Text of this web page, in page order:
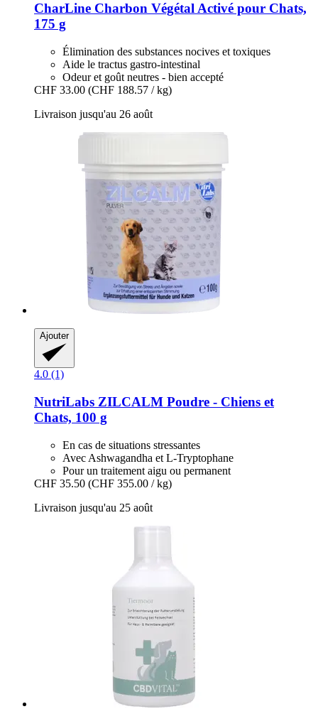
CharLine Charbon Végétal Activé pour Chats,
175 g
Élimination des substances nocives et toxiques
Aide le tractus gastro-intestinal
Odeur et goût neutres - bien accepté
CHF 33.00 (CHF 188.57 / kg)
Livraison jusqu'au 26 août
Ajouter
4.0 (1)
NutriLabs ZILCALM Poudre -​ Chiens et
Chats, 100 g
En cas de situations stressantes
Avec Ashwagandha et L-Tryptophane
Pour un traitement aigu ou permanent
CHF 35.50 (CHF 355.00 / kg)
Livraison jusqu'au 25 août